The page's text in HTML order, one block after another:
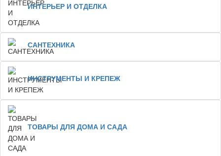
ИНТЕРЬЕР И ОТДЕЛКА
САНТЕХНИКА
ИНСТРУМЕНТЫ И КРЕПЕЖ
ТОВАРЫ ДЛЯ ДОМА И САДА